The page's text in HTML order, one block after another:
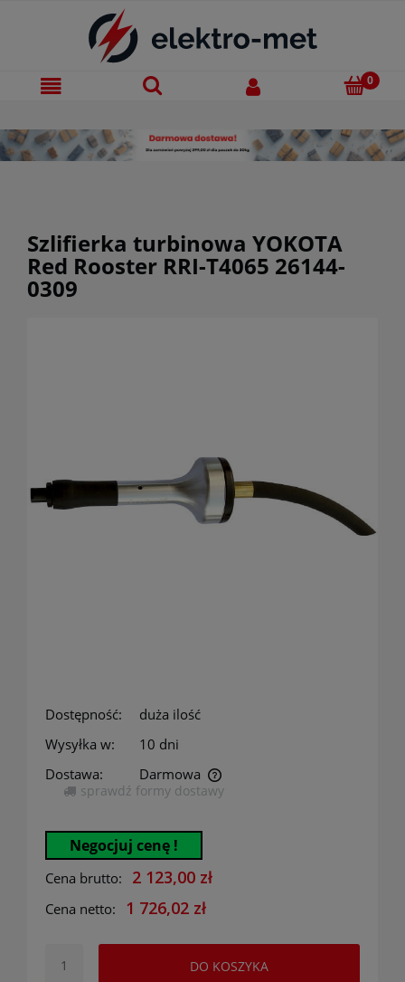
Szlifierka turbinowa YOKOTA
Red Rooster RRI-T4065 26144-
0309
Dostępność:
duża ilość
Wysyłka w:
10 dni
Dostawa:
Darmowa
Cena nie zawiera ewentualnych kosztów płatności
sprawdź formy dostawy
Negocjuj cenę !
Cena brutto: 2 123,00 zł
Cena netto: 1 726,02 zł
DO KOSZYKA